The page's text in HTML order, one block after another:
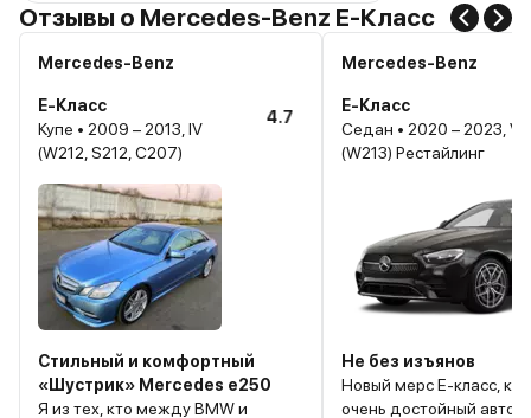
Отзывы о Mercedes-Benz E-Класс
Mercedes-Benz
E-Класс
Купе • 2009 – 2013, IV
(W212, S212, C207)
4.7
Стильный и комфортный
«Шустрик» Mercedes e250
Я из тех, кто между BMW и
Mercedes-Benz
E-Класс
Седан • 2020 – 2023, V
(W213) Рестайлинг
Не без изъянов
Новый мерс Е-класс,
очень достойный